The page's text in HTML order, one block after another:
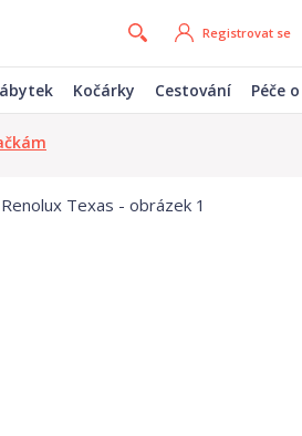
Registrovat se
Kočárky Cestování Péče